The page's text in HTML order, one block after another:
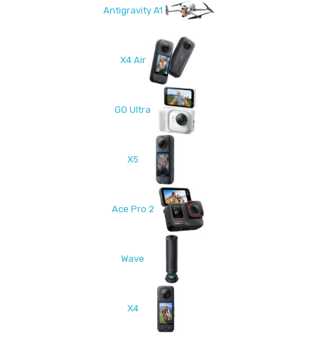
Antigravity A1
X4 Air
GO Ultra
X5
Ace Pro 2
Wave
X4